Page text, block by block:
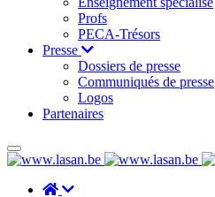
Profs
PECA-Trésors
Presse
Dossiers de presse
Communiqués de presse
Logos
Partenaires